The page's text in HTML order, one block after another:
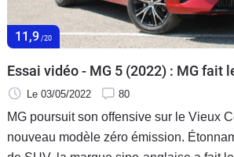
Flottes
Auto
Services
11,9 /20
Essai vidéo - MG 5 (2022) : MG fait
Le 03/05/2022 80
MG poursuit son offensive sur le Vieux
nouveau modèle zéro émission.